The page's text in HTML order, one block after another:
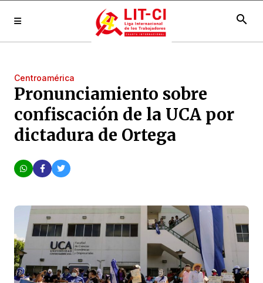
search
Centroamérica
Pronunciamiento sobre
confiscación de la UCA por
dictadura de Ortega